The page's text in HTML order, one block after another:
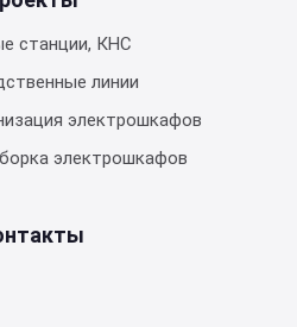
станции, КНС
линии
электрошкафов
электрошкафов